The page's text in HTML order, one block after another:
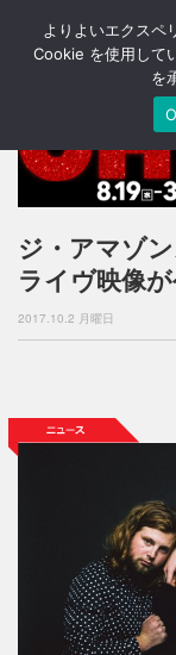
ジ・アマゾ
ライヴ映像
2017.10.2 月曜日
よりよいエクスペ
Cookie を使用して
を